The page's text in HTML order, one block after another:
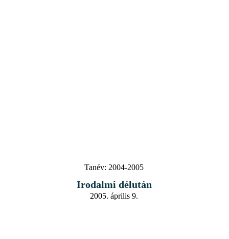
Tanév: 2004-2005
Irodalmi délután
2005. április 9.